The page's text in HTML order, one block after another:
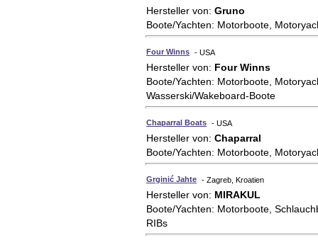
Hersteller von: Gruno
Boote/Yachten: Motorboote,
Four Winns - USA
Hersteller von: Four Winns
Boote/Yachten: Motorboote,
Wasserski/Wakeboard-Boote
Chaparral Boats - USA
Hersteller von: Chaparral
Boote/Yachten: Motorboote,
Grginić Jahte - Zagreb, Kroatien
Hersteller von: MIRAKUL
Boote/Yachten: Motorboote,
RIBs